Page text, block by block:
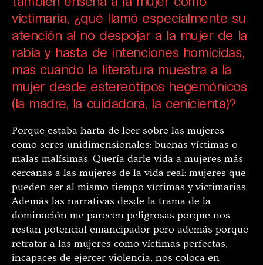
victimaria, ¿qué llamó especialmente su
atención al no despojar a la mujer de la
rabia y hasta de intenciones homicidas,
mas cuando la literatura muestra a la
mujer desde estereotipos hegemónicos
(la madre, la cuidadora, la cenicienta)?
Porque estaba harta de leer sobre las mujeres
como seres unidimensionales: buenas víctimas o
malas malísimas. Quería darle vida a mujeres más
cercanas a las mujeres de la vida real: mujeres que
pueden ser al mismo tiempo víctimas y victimarias.
Además las narrativas desde la trama de la
dominación me parecen peligrosas porque nos
restan potencial emancipador pero además porque
retratar a las mujeres como víctimas perfectas,
incapaces de ejercer violencia, nos coloca en